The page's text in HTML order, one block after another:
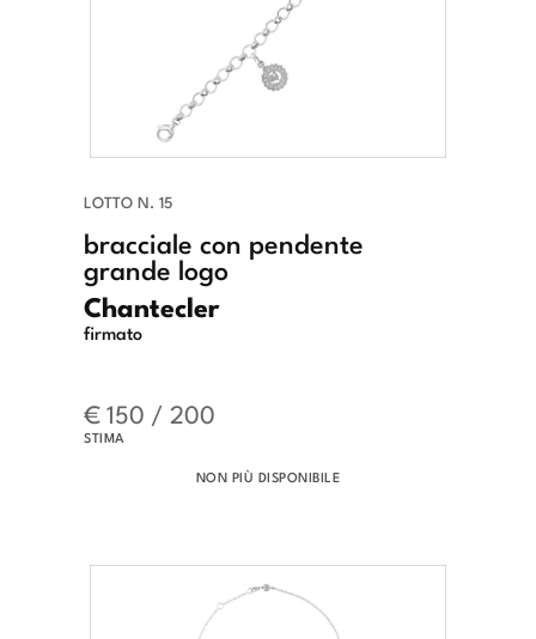
LOTTO N. 15
Chantecler
bracciale con pendente
grande logo
firmato
€ 150 / 200
STIMA
NON PIÙ DISPONIBILE